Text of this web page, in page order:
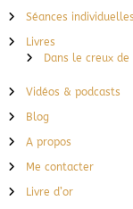
Séances individuelles
Livres
Dans le creux
Vidéos & podcasts
Blog
A propos
Me contacter
Livre d’or